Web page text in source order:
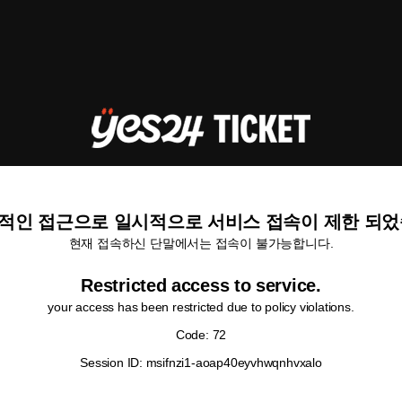
인 접근으로 일시적으로 서비스 접속이 제한 되
현재 접속하신 단말에서는 접속이 불가능합니다.
Restricted access to service.
your access has been restricted due to policy violations.
Code: 72
Session ID: msifnzi1-aoap40eyvhwqnhvxalo